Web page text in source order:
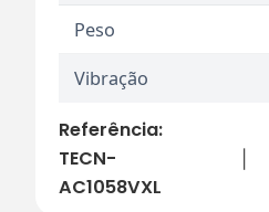
Peso
Vibração
Referência:
TECN-
AC1058VXL